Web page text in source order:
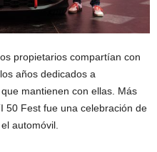
propietarios compartían con
años dedicados a
mantienen con ellas. Más
50 Fest fue una celebración de
automóvil.